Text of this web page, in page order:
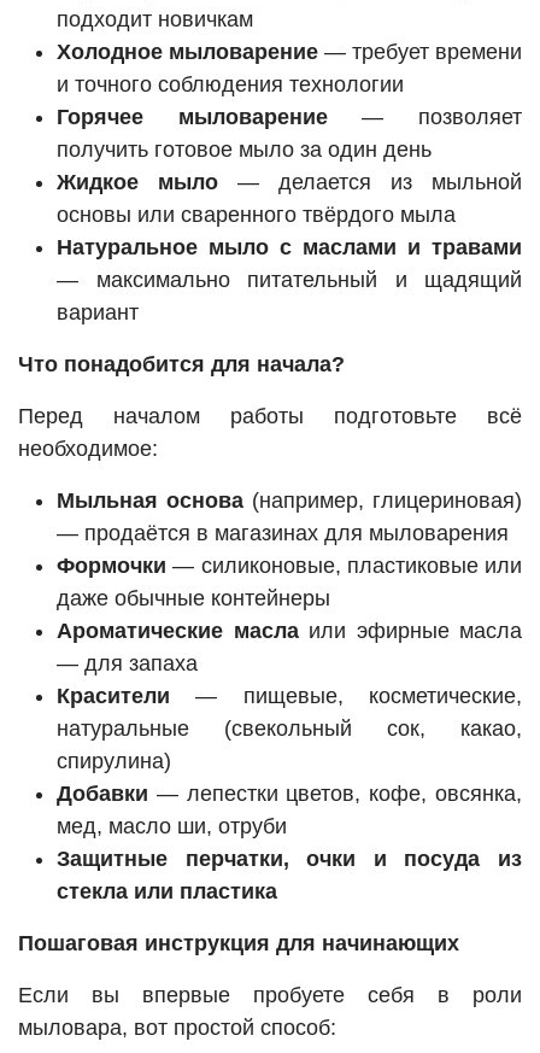
подходит новичкам
Холодное мыловарение — требует времени
и точного соблюдения технологии
Горячее мыловарение— позволяет
получить готовое мыло за один день
Жидкое мыло — делается из мыльной
основы или сваренного твёрдого мыла
Натуральное мыло с маслами и травами
— максимально питательный и щадящий
вариант
Что понадобится для начала?
Перед началом работы подготовьте всё
необходимое:
Мыльная основа (например, глицериновая)
— продаётся в магазинах для мыловарения
Формочки — силиконовые, пластиковые или
даже обычные контейнеры
Ароматические маслаили эфирные масла
— для запаха
Красители — пищевые, косметические,
натуральные (свекольный сок, какао,
спирулина)
Добавки — лепестки цветов, кофе, овсянка,
мед, масло ши, отруби
Защитные перчатки, очки и посуда из
стекла или пластика
Пошаговая инструкция для начинающих
Если вы впервые пробуете себя в роли
мыловара, вот простой способ: